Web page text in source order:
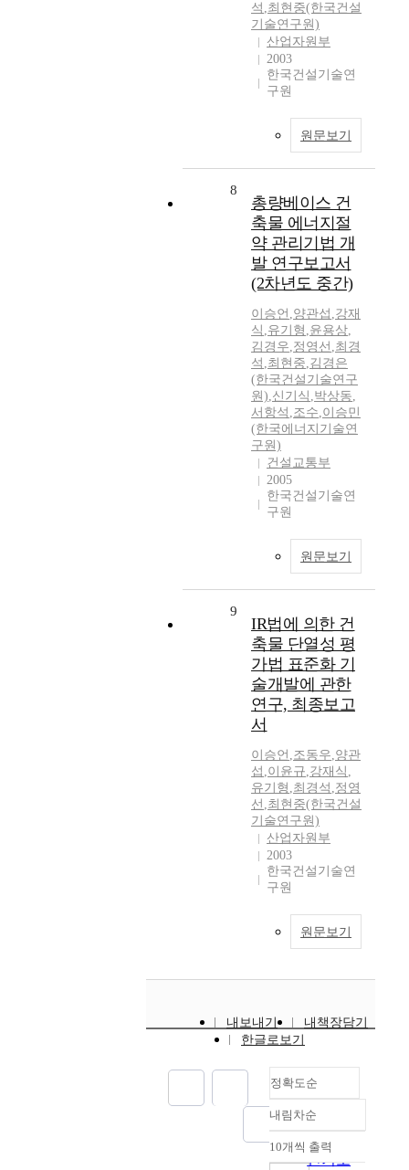
석 ,최현중(한국건설
기술연구원)
산업자원부
2003
한국건설기술연
구원
원문보기
8
총량베이스 건
축물 에너지절
약 관리기법 개
발 연구보고서
(2차년도 중간)
이승언 ,양관섭 ,강재
식 ,유기형 ,윤용상,
김경우,정영선 ,최경
석 ,최현중,김경은
(한국건설기술연구
원),신기식 ,박상동,
서항석 ,조수,이승민
(한국에너지기술연
구원)
건설교통부
2005
한국건설기술연
구원
원문보기
9
IR법에 의한 건
축물 단열성 평
가법 표준화 기
술개발에 관한
연구, 최종보고
서
이승언 ,조동우,양관
섭 ,이윤규,강재식 ,
유기형 ,최경석 ,정영
선 ,최현중(한국건설
기술연구원)
산업자원부
2003
한국건설기술연
구원
원문보기
내보내기
내책장담기
한글로보기
정확도순
정확도
순
인기도
내림차순
내림차순
10개씩 출력